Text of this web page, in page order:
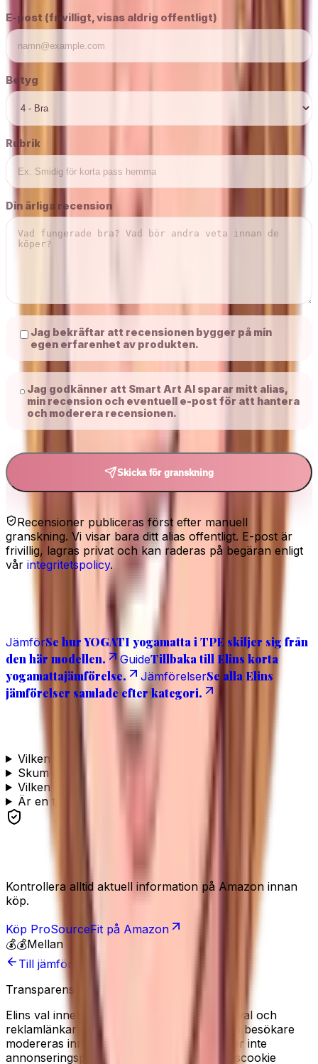
E-post (frivilligt, visas aldrig offentligt)
Betyg
Rubrik
Din ärliga recension
Jag bekräftar att recensionen bygger på min
egen erfarenhet av produkten.
Jag godkänner att Smart Art AI sparar mitt alias,
min recension och eventuell e-post för att hantera
och moderera recensionen.
Skicka för granskning
Recensioner publiceras först efter manuell
granskning. Vi visar bara ditt alias offentligt. E-post är
frivillig, lagras privat och kan raderas på begäran enligt
vår integritetspolicy.
JämförSe hur YOGATI yogamatta i TPE skiljer sig från
den här modellen.
GuideTillbaka till Elins korta
yogamattajämförelse.
JämförelserSe alla Elins
jämförelser samlade efter kategori.
Vanliga frågor
Vilken tjocklek ska en yogamatta ha?
Skum eller TPE — vad är skillnaden?
Vilken matta har bäst grepp?
Är en tjock matta bra för yoga eller pilates?
Se produkten
Kontrollera alltid aktuell information på Amazon innan
köp.
Köp ProSourceFit på Amazon
💰💰Mellan
Till jämförelsen
Transparens
Elins val innehåller redaktionella produkturval och
reklamlänkar till Amazon. Recensioner från besökare
modereras innan de publiceras. Vi använder inte
annonseringspixlar, och sätter ingen analyscookie